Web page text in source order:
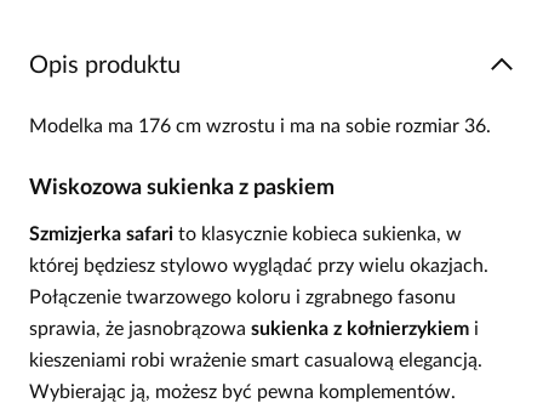
Opis produktu
Modelka ma 176 cm wzrostu i ma na sobie rozmiar 36.
Wiskozowa sukienka z paskiem
Szmizjerka safari to klasycznie kobieca sukienka, w
której będziesz stylowo wyglądać przy wielu okazjach.
Połączenie twarzowego koloru i zgrabnego fasonu
sprawia, że jasnobrązowa sukienka z kołnierzykiem i
kieszeniami robi wrażenie smart casualową elegancją.
Wybierając ją, możesz być pewna komplementów.